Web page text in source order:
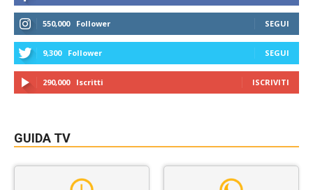
550,000 Follower SEGUI
9,300 Follower SEGUI
290,000 Iscritti ISCRIVITI
GUIDA TV